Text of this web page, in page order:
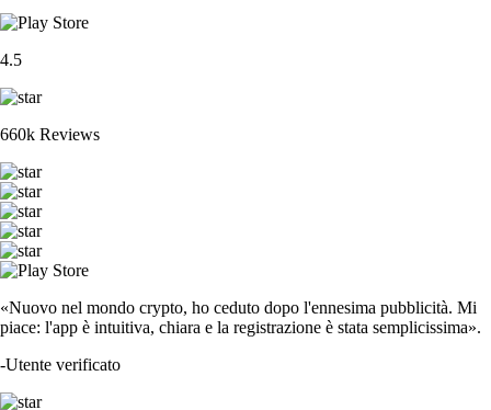
4.5
660k Reviews
«Nuovo nel mondo crypto, ho ceduto dopo l'ennesima pubblicità. Mi
piace: l'app è intuitiva, chiara e la registrazione è stata semplicissima».
-Utente verificato